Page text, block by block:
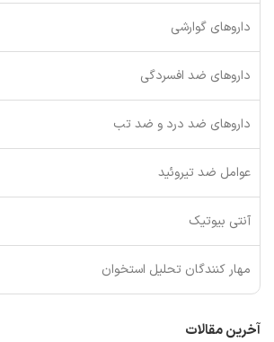
داروهای گوارشی
داروهای ضد افسردگی
داروهای ضد درد و ضد تب
عوامل ضد تیروئید
آنتی بیوتیک
مهار کنندگان تحلیل استخوان
آخرین مقالات